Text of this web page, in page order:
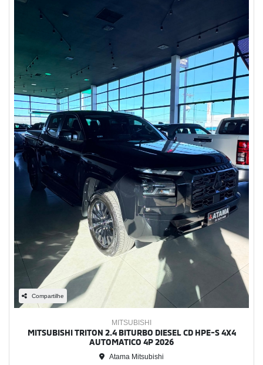
Compartilhe
MITSUBISHI
MITSUBISHI TRITON 2.4 BITURBO DIESEL CD HPE-S 4X4
AUTOMATICO 4P 2026
Atama Mitsubishi